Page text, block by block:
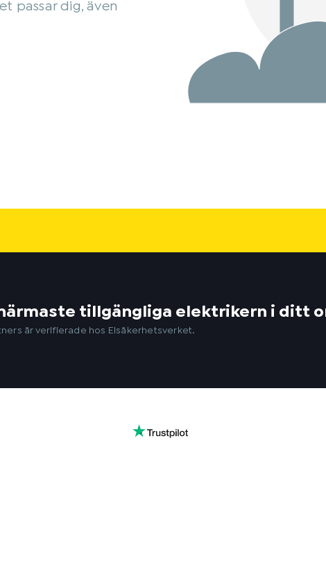
passar dig, även
tillgängliga elektrikern i ditt
är verifierade hos Elsäkerhetsverket.